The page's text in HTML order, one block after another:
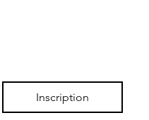
Inscription